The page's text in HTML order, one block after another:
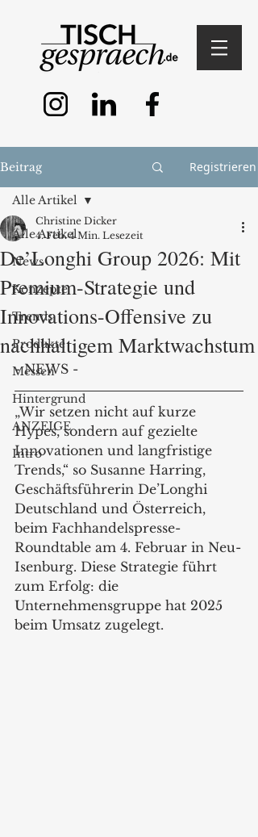
Beitrag Registrieren
Alle Artikel
News
Konzepte
Trends
Produkte
Messen
Hintergrund
ANZEIGE
Intro
Alle Artikel
De’Longhi Group 2026: Mit
Premium-Strategie und
Innovations-Offensive zu
nachhaltigem Marktwachstum
Christine Dicker
4. Feb. 4 Min. Lesezeit
- NEWS -
„Wir setzen nicht auf kurze
Hypes, sondern auf gezielte
Innovationen und langfristige
Trends,“ so Susanne Harring,
Geschäftsführerin De’Longhi
Deutschland und Österreich,
beim Fachhandelspresse-
Roundtable am 4. Februar in Neu-
Isenburg. Diese Strategie führt
zum Erfolg: die
Unternehmensgruppe hat 2025
beim Umsatz zugelegt.